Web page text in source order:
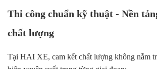
Thi công chuẩn kỹ thuật - Nền
chất lượng
Tại HAI XE, cam kết chất lượng không nằm